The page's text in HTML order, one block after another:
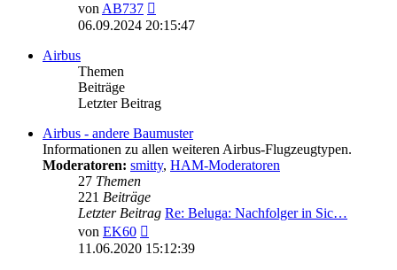
vonAB737
Beitrag
06.09.2024 20:15:47
Airbus
Themen
Beiträge
Letzter Beitrag
Airbus - andere Baumuster
Informationen zu allen weiteren Airbus-Flugzeugtypen.
Moderatoren: smitty, HAM-Moderatoren
27 Themen
221 Beiträge
Letzter Beitrag Re: Beluga: Nachfolger in Sic…
von EK60
Beitrag
11.06.2020 15:12:39